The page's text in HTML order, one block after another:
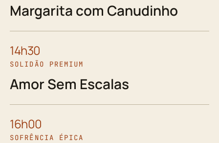
Margarita com Canudinho
14h30
SOLIDÃO PREMIUM
Amor Sem Escalas
16h00
SOFRÊNCIA ÉPICA